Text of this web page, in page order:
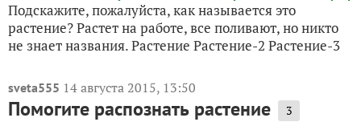
Подскажите, пожалуйста, как называется это
растение? Растет на работе, все поливают, но никто
не знает названия. Растение Растение-2 Растение-3
sveta555 14 августа 2015, 13:50
Помогите распознать растение 3